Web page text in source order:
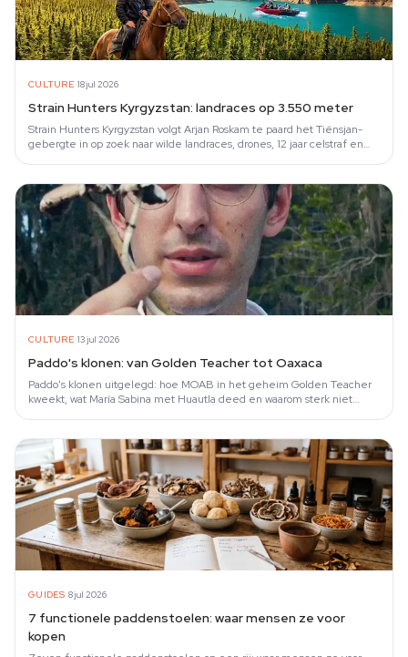
CULTURE·18 jul 2026
Strain Hunters Kyrgyzstan: landraces op 3.550 meter
Strain Hunters Kyrgyzstan volgt Arjan Roskam te paard het Tiënsjan-
gebergte in op zoek naar wilde landraces, drones, 12 jaar celstraf en
CULTURE·13 jul 2026
Paddo's klonen: van Golden Teacher tot Oaxaca
Paddo's klonen uitgelegd: hoe MOAB in het geheim Golden Teacher
kweekt, wat María Sabina met Huautla deed en waarom sterk niet
GUIDES·8 jul 2026
7 functionele paddenstoelen: waar mensen ze voor
kopen